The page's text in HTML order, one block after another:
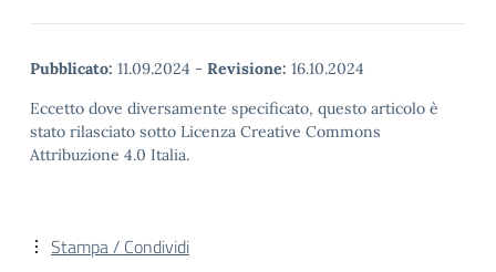
Pubblicato: 11.09.2024 - Revisione: 16.10.2024
Eccetto dove diversamente specificato, questo articolo è
stato rilasciato sotto Licenza Creative Commons
Attribuzione 4.0 Italia.
Stampa / Condividi